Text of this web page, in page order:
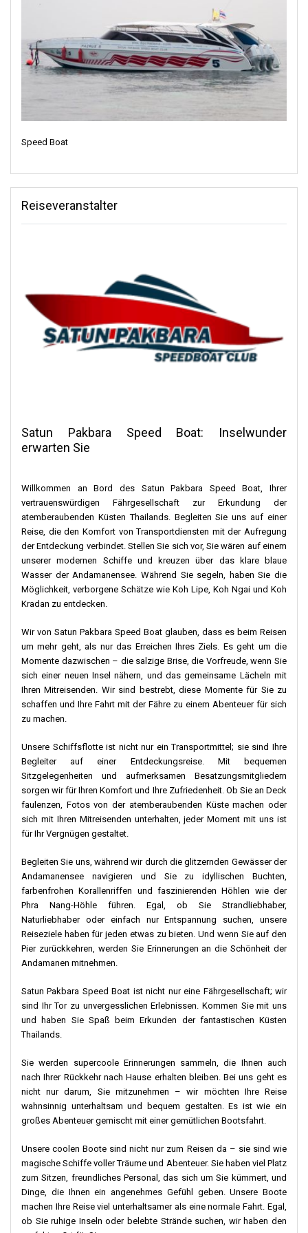
sitzen und den Vögeln beim Singen zuhören. Die Bäume
bewegen sich sanft im Wind, und wenn man Glück hat, kann man
einen verspielten Affen beobachten, der Spaß hat. Es ist ein Ort,
an dem man die einfachen Freuden der Natur genießen und eine
Auszeit von der hektischen Welt nehmen kann.
Was die Unterkünfte betrifft, so gibt es eine ganze Reihe zur
Auswahl! Wenn Sie nach einem schicken Ort suchen, könnte
Ihnen das Thapwarin Resort gefallen. Es ist ein großer Ort mit
vielen komfortablen Zimmern und vielen Freizeitmöglichkeiten.
Cottage perfekt. Es ist warm, freundlich und naturnah.
„Light My Fire Society“. Stellen Sie sich vor, Sie schlafen unter
dem Sternenhimmel, erzählen sich Geschichten am Lagerfeuer
und genießen einfach die einfachen Dinge des Lebens.
Egal, wovon Sie träumen, Koh Ngai bietet viele Möglichkeiten für
einen Aufenthalt, von schicken Hotels bis hin zu einfachem
natürlich, als würde man in eine einfachere Zeit zurückversetzt.
Die Insel bietet eine beruhigende Atmosphäre. Hier gibt es keine
belebten Straßen oder großen Anlegestellen. Dadurch wirkt der
Dieser Charme erfordert jedoch von den Besuchern einige
Vorbereitungen. Da es keine modernen Anlegestellen gibt,
müssen Reisende oft mit kleineren, traditionelleren
Transferbooten fahren. Dies ist besonders bei Flut von
entscheidender Bedeutung, wenn der Anstieg des
Meeresspiegels die Navigation erschwert. Darüber hinaus ist in
der Hochsaison, die von November bis April dauert, ein
erheblicher Zustrom von Touristen zu verzeichnen. In diesen
richtigen Vorkehrungen für diese Transferboote zu treffen.
Koh Ngai hat vielleicht nicht all die neuen Dinge, die größere Orte
bieten. Aber seine reine und natürliche Schönheit ist etwas
Besonderes, das man nirgendwo sonst findet. Denken Sie daran,
im Voraus zu planen, insbesondere wenn Sie bei Flut und in der
Hauptreisezeit reisen.
Vom ruhigen Koh Ngai Beach Jetty aus erwarten den eifrigen
Reisenden zahlreiche aufregende Ziele. Ob Sie einen kurzen
Tagesausflug oder einen längeren Urlaub planen, es gibt
unzählige Möglichkeiten. Zu den bemerkenswerten Zielen
gehören Koh Phi Phi, Koh Mook, Koh Kradan und Koh Lanta.
Diese Inseln sind für ihre unberührten Strände und ihre reiche
Kultur bekannt. Wenn Sie vom Pier aus aufbrechen, verspricht Ihre
unvergesslichen Abenteuer machen.
Koh Phi Phi ist wie ein wunderschöner Schatz, der in der
Andamanensee gefunden wurde. Viele Reisende träumen davon,
diesen Ort zu besuchen. Er ist bekannt für sein sehr klares blaues
Wasser, in dem man viele bunte Fische und andere
Meeresbewohner sehen kann. Viele Menschen lieben auch die
lebhaften Partys und lustigen Veranstaltungen, die dort nachts
Booten zu versteckten Höhlen fahren. Oder Sie können sich in
großen Hotels mit Pools zum Schwimmen entspannen. Egal,
wofür Sie sich entscheiden, Koh Phi Phi hat immer etwas
Besonderes zu bieten.
Nicht weit von Koh Ngai entfernt liegt eine weitere schöne Insel
namens Koh Mook. Diese Insel ist ruhiger und vermittelt ein
Gefühl der Gelassenheit. Einer der magischsten Orte auf Koh
Mook ist die Emerald Cave. Sie ist wegen ihres leuchtend grünen
Wassers und der geheimnisvollen Atmosphäre ein Muss.
wunderschönen Korallenriffe unter Wasser. Wenn Sie ruhige
Strände den belebten vorziehen, ist Koh Mook der richtige Ort für
Sie. Mit seinen sanften Wellen und seiner natürlichen Schönheit
ist es ein Ort, an dem Sie sich wirklich entspannen und der Natur
nahe fühlen können.
Speed Boat
Reiseveranstalter
Satun Pakbara Speed ​​Boat: Inselwunder
erwarten Sie
Willkommen an Bord des Satun Pakbara Speed ​​Boat, Ihrer
vertrauenswürdigen Fährgesellschaft zur Erkundung der
atemberaubenden Küsten Thailands. Begleiten Sie uns auf einer
Reise, die den Komfort von Transportdiensten mit der Aufregung
der Entdeckung verbindet. Stellen Sie sich vor, Sie wären auf einem
unserer modernen Schiffe und kreuzen über das klare blaue
Wasser der Andamanensee. Während Sie segeln, haben Sie die
Möglichkeit, verborgene Schätze wie Koh Lipe, Koh Ngai und Koh
Kradan zu entdecken.
Wir von Satun Pakbara Speed ​​Boat glauben, dass es beim Reisen
um mehr geht, als nur das Erreichen Ihres Ziels. Es geht um die
Momente dazwischen – die salzige Brise, die Vorfreude, wenn Sie
sich einer neuen Insel nähern, und das gemeinsame Lächeln mit
Ihren Mitreisenden. Wir sind bestrebt, diese Momente für Sie zu
schaffen und Ihre Fahrt mit der Fähre zu einem Abenteuer für sich
zu machen.
Unsere Schiffsflotte ist nicht nur ein Transportmittel; sie sind Ihre
Begleiter auf einer Entdeckungsreise. Mit bequemen
Sitzgelegenheiten und aufmerksamen Besatzungsmitgliedern
sorgen wir für Ihren Komfort und Ihre Zufriedenheit. Ob Sie an Deck
faulenzen, Fotos von der atemberaubenden Küste machen oder
sich mit Ihren Mitreisenden unterhalten, jeder Moment mit uns ist
für Ihr Vergnügen gestaltet.
Begleiten Sie uns, während wir durch die glitzernden Gewässer der
Andamanensee navigieren und Sie zu idyllischen Buchten,
farbenfrohen Korallenriffen und faszinierenden Höhlen wie der
Phra Nang-Höhle führen. Egal, ob Sie Strandliebhaber,
Naturliebhaber oder einfach nur Entspannung suchen, unsere
Reiseziele haben für jeden etwas zu bieten. Und wenn Sie auf den
Pier zurückkehren, werden Sie Erinnerungen an die Schönheit der
Andamanen mitnehmen.
Satun Pakbara Speed ​​Boat ist nicht nur eine Fährgesellschaft; wir
sind Ihr Tor zu unvergesslichen Erlebnissen. Kommen Sie mit uns
und haben Sie Spaß beim Erkunden der fantastischen Küsten
Thailands.
Sie werden supercoole Erinnerungen sammeln, die Ihnen auch
nach Ihrer Rückkehr nach Hause erhalten bleiben. Bei uns geht es
nicht nur darum, Sie mitzunehmen – wir möchten Ihre Reise
wahnsinnig unterhaltsam und bequem gestalten. Es ist wie ein
großes Abenteuer gemischt mit einer gemütlichen Bootsfahrt.
Unsere coolen Boote sind nicht nur zum Reisen da – sie sind wie
magische Schiffe voller Träume und Abenteuer. Sie haben viel Platz
zum Sitzen, freundliches Personal, das sich um Sie kümmert, und
Dinge, die Ihnen ein angenehmes Gefühl geben. Unsere Boote
machen Ihre Reise viel unterhaltsamer als eine normale Fahrt. Egal,
ob Sie ruhige Inseln oder belebte Strände suchen, wir haben den